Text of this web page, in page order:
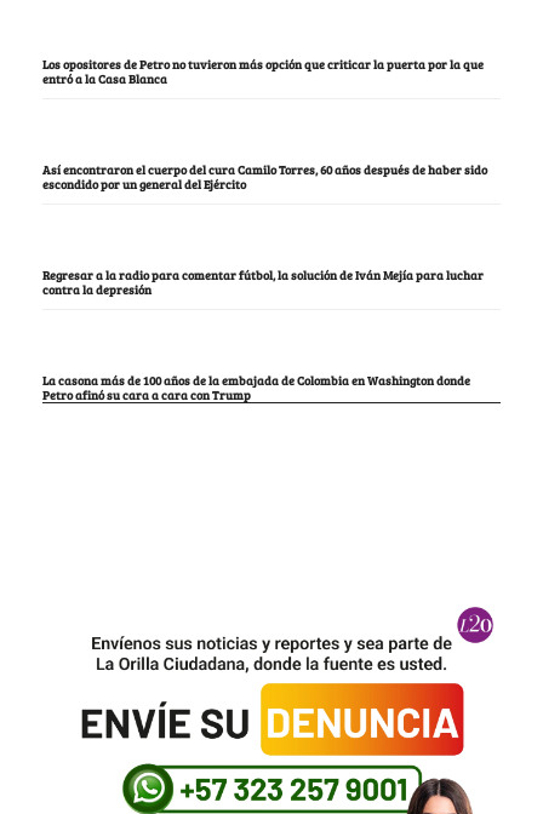
Los opositores de Petro no tuvieron más opción que criticar la puerta por la que
entró a la Casa Blanca
Así encontraron el cuerpo del cura Camilo Torres, 60 años después de haber sido
escondido por un general del Ejército
Regresar a la radio para comentar fútbol, la solución de Iván Mejía para luchar
contra la depresión
La casona más de 100 años de la embajada de Colombia en Washington donde
Petro afinó su cara a cara con Trump